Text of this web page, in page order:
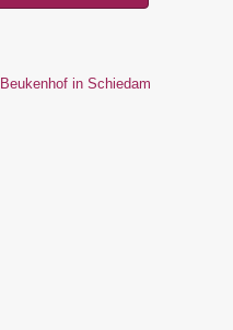
in Schiedam